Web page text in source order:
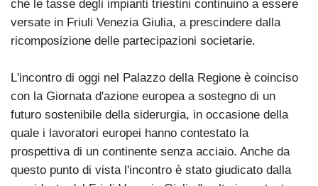
che le tasse degli impianti triestini continuino a essere
versate in Friuli Venezia Giulia, a prescindere dalla
ricomposizione delle partecipazioni societarie.
L'incontro di oggi nel Palazzo della Regione è coinciso
con la Giornata d'azione europea a sostegno di un
futuro sostenibile della siderurgia, in occasione della
quale i lavoratori europei hanno contestato la
prospettiva di un continente senza acciaio. Anche da
questo punto di vista l'incontro è stato giudicato dalla